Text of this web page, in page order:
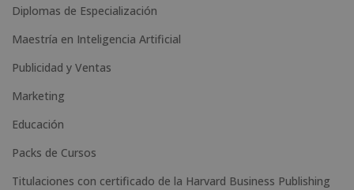
e
r
n
i
v
e
Diplomas de Especialización
Maestría en Inteligencia Artificial
Publicidad y Ventas
Marketing
Educación
Packs de Cursos
Titulaciones con certificado de la Harvard Business Publishing